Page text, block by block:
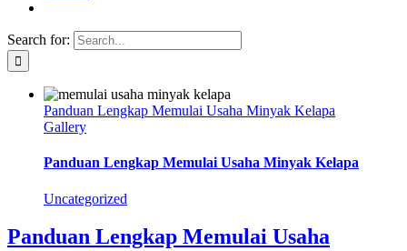
Search for:
Panduan Lengkap Memulai Usaha Minyak Kelapa
Gallery
Panduan Lengkap Memulai Usaha Minyak Kelapa
Uncategorized
Panduan Lengkap Memulai Usaha